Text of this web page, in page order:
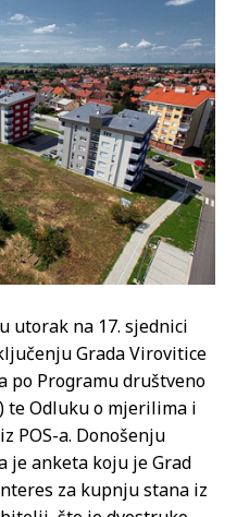
utorak na 17. sjednici
Grada Virovitice
po Programu društveno
te Odluku o mjerilima i
POS-a. Donošenju
je anketa koju je Grad
za kupnju stana iz